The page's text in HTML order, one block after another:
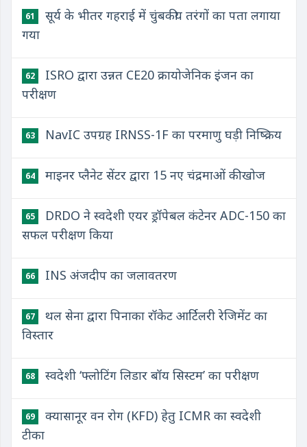
61
सूर्य के भीतर गहराई में चुंबकीय तरंगों का पता लगाया
गया
62
ISRO द्वारा उन्नत CE20 क्रायोजेनिक इंजन का
परीक्षण
63 NavIC उपग्रह IRNSS-1F का परमाणु घड़ी निष्क्रिय
64 माइनर प्लैनेट सेंटर द्वारा 15 नए चंद्रमाओं की खोज
65
DRDO ने स्वदेशी एयर ड्रॉपेबल कंटेनर ADC-150 का
सफल परीक्षण किया
66 INS अंजदीप का जलावतरण
67
थल सेना द्वारा पिनाका रॉकेट आर्टिलरी रेजिमेंट का
विस्तार
68 स्वदेशी ‘फ्लोटिंग लिडार बॉय सिस्टम’ का परीक्षण
69
क्यासानूर वन रोग (KFD) हेतु ICMR का स्वदेशी
टीका